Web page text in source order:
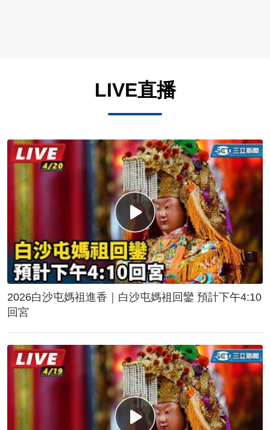
LIVE直播
2026白沙屯媽祖進香｜白沙屯媽祖回鑾 預計下午4:10
回宮